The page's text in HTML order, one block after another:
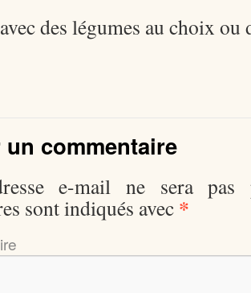
des légumes au choix ou
un commentaire
e-mail ne sera pas
sont indiqués avec *